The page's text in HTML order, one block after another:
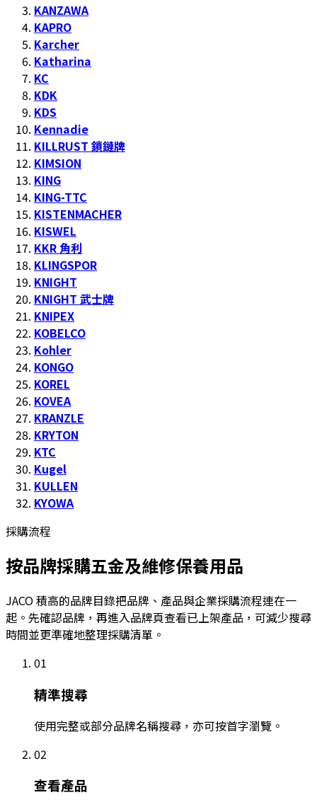
KANZAWA
KAPRO
Karcher
Katharina
KC
KDK
KDS
Kennadie
KILLRUST 鎖鏈牌
KIMSION
KING
KING-TTC
KISTENMACHER
KISWEL
KKR 角利
KLINGSPOR
KNIGHT
KNIGHT 武士牌
KNIPEX
KOBELCO
Kohler
KONGO
KOREL
KOVEA
KRANZLE
KRYTON
KTC
Kugel
KULLEN
KYOWA
採購流程
按品牌採購五金及維修保養用品
JACO 積高的品牌目錄把品牌、產品與企業採購流程連在一
起。先確認品牌，再進入品牌頁查看已上架產品，可減少搜尋
時間並更準確地整理採購清單。
01
精準搜尋
使用完整或部分品牌名稱搜尋，亦可按首字瀏覽。
02
查看產品